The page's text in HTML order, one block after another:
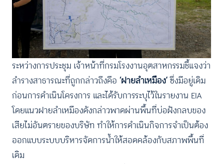
ระหว่างการประชุม เจ้าหน้าที่กรมโรงงานอุตสาหกรรมชี้แจงว่า
ลำรางสาธารณะที่ถูกกล่าวถึงคือ ‘ฝายลำเหมือง’ซึ่งมีอยู่เดิม
ก่อนการดำเนินโครงการ และได้รับการระบุไว้ในรายงาน EIA
โดยแนวฝายลำเหมืองดังกล่าวพาดผ่านพื้นที่บ่อฝังกลบของ
เสียไม่อันตรายของบริษัท ทำให้การดำเนินกิจการจำเป็นต้อง
ออกแบบระบบบริหารจัดการน้ำให้สอดคล้องกับสภาพพื้นที่
เดิม